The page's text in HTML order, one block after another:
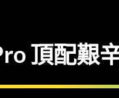
頂配艱